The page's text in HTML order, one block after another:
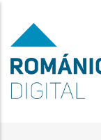
contenido
principal